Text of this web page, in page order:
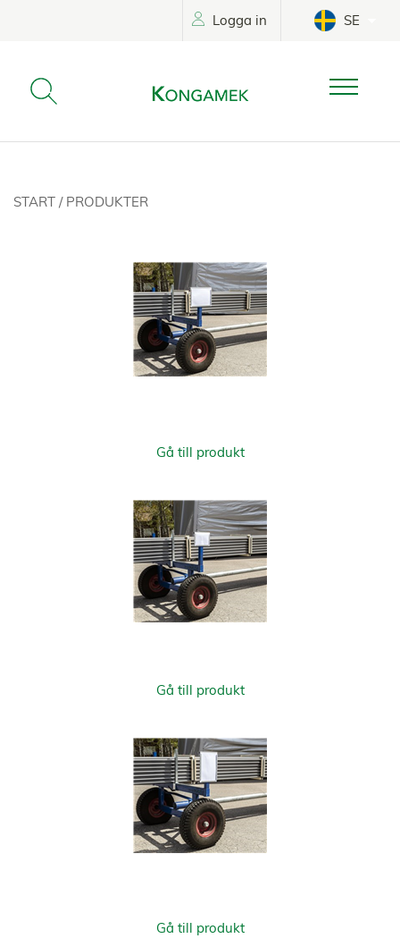
Logga in SE
START / PRODUKTER
Gå till produkt
Gå till produkt
Gå till produkt